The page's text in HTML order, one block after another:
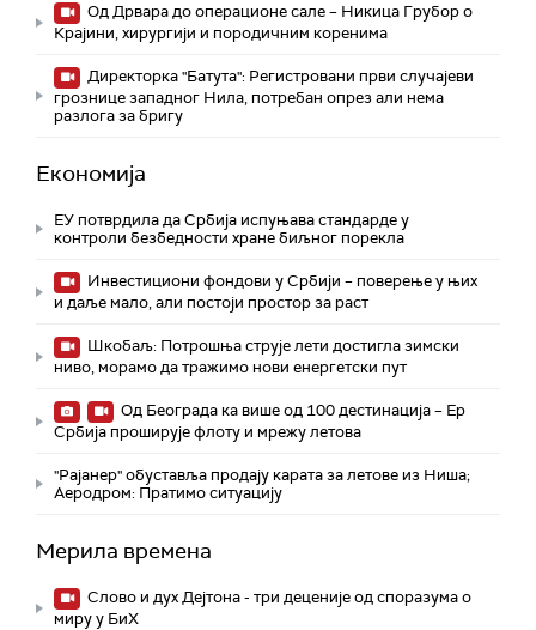
Од Дрвара до операционе сале – Никица Грубор о
Крајини, хирургији и породичним коренима
Директорка "Батута": Регистровани први случајеви
грознице западног Нила, потребан опрез али нема
разлога за бригу
Економија
ЕУ потврдила да Србија испуњава стандарде у
контроли безбедности хране биљног порекла
Инвестициони фондови у Србији – поверење у њих
и даље мало, али постоји простор за раст
Шкобаљ: Потрошња струје лети достигла зимски
ниво, морамо да тражимо нови енергетски пут
Од Београда ка више од 100 дестинација – Ер
Србија проширује флоту и мрежу летова
"Рајанер" обуставља продају карата за летове из Ниша;
Аеродром: Пратимо ситуацију
Мерила времена
Слово и дух Дејтона - три деценије од споразума о
миру у БиХ